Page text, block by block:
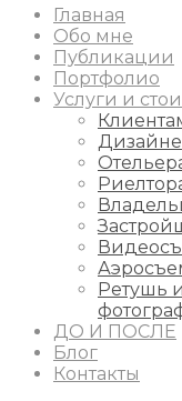
Главная
Обо мне
Публикации
Портфолио
Услуги и
Ретушь
ДО И ПОСЛЕ
Блог
Контакты